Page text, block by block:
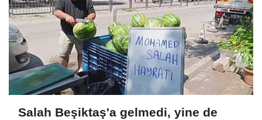
Salah Beşiktaş'a gelmedi, yine de